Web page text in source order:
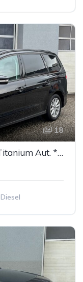
18
Ford Galaxy 2,0 EcoBlue AWD Titanium Aut. *7-SITZER*
Diesel